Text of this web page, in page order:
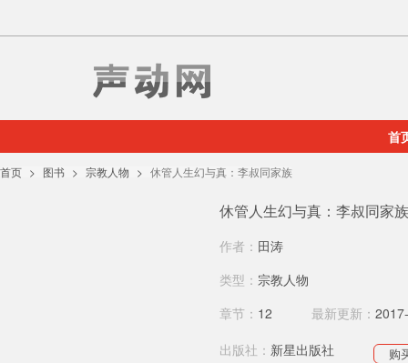
首
首页 图书 宗教人物 休管人生幻与真：李叔同家族
休管人生幻与真：李叔同家族
作者： 田涛
类型： 宗教人物
章节： 12 最新更新：
出版社： 新星出版社 购